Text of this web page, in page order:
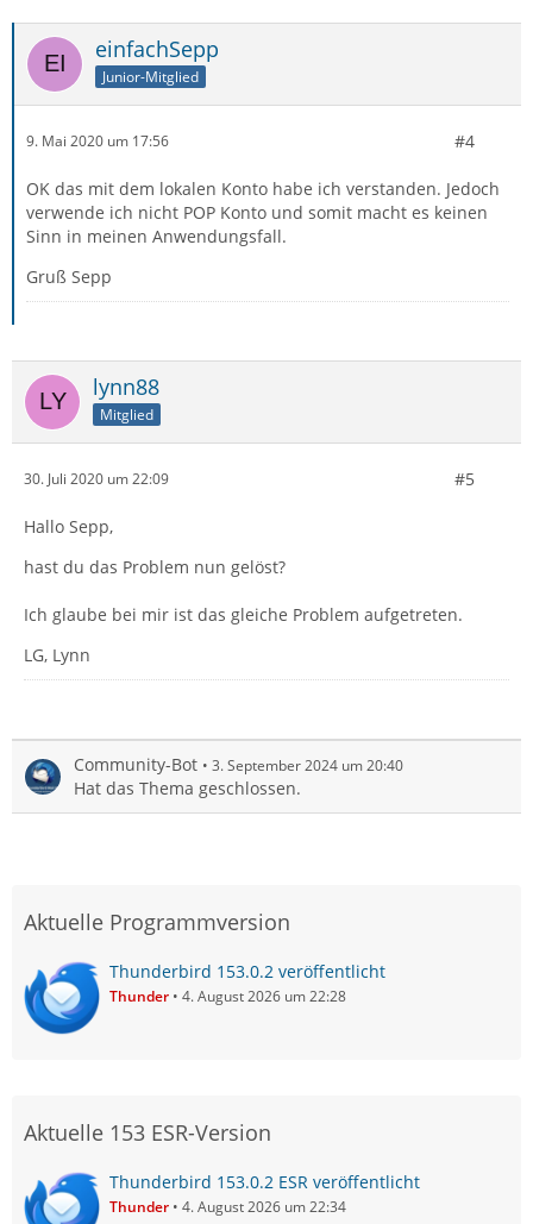
einfachSepp
Junior-Mitglied
9. Mai 2020 um 17:56 #4
OK das mit dem lokalen Konto habe ich verstanden. Jedoch
verwende ich nicht POP Konto und somit macht es keinen
Sinn in meinen Anwendungsfall.
Gruß Sepp
lynn88
Mitglied
30. Juli 2020 um 22:09 #5
Hallo Sepp,
hast du das Problem nun gelöst?
Ich glaube bei mir ist das gleiche Problem aufgetreten.
LG, Lynn
Community-Bot 3. September 2024 um 20:40
Hat das Thema geschlossen.
Aktuelle Programmversion
Thunderbird 153.0.2 veröffentlicht
Thunder 4. August 2026 um 22:28
Aktuelle 153 ESR-Version
Thunderbird 153.0.2 ESR veröffentlicht
Thunder 4. August 2026 um 22:34